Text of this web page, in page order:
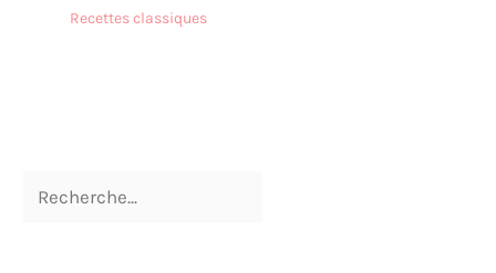
Recettes classiques